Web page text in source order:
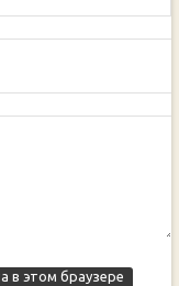
в этом браузере